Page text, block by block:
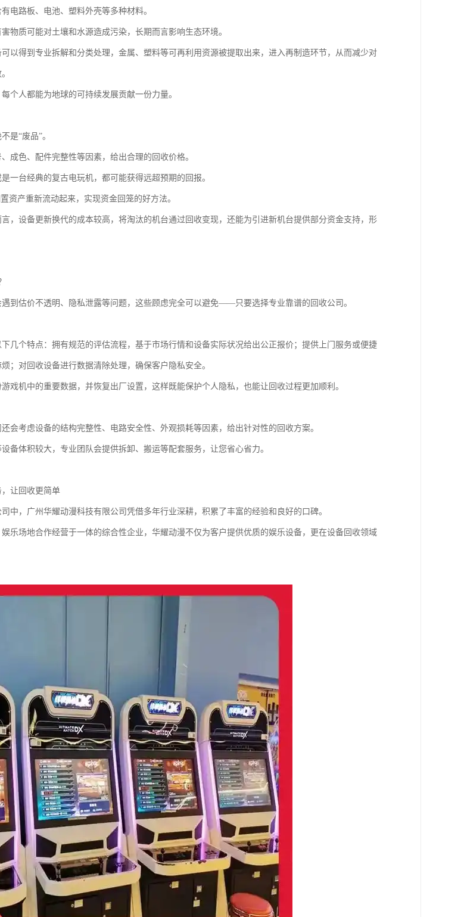
电路板、电池、塑料外壳等多种材料。
物质可能对土壤和水源造成污染，长期而言影响生态环境。
以得到专业拆解和分类处理，金属、塑料等可再利用资源被提取出来，进入再制造环节，从而减少对
个人都能为地球的可持续发展贡献一份力量。
是“废品”。
成色、配件完整性等因素，给出合理的回收价格。
一台经典的复古电玩机，都可能获得远超预期的回报。
资产重新流动起来，实现资金回笼的好方法。
，设备更新换代的成本较高，将淘汰的机台通过回收变现，还能为引进新机台提供部分资金支持，形
到估价不透明、隐私泄露等问题，这些顾虑完全可以避免——只要选择专业靠谱的回收公司。
几个特点：拥有规范的评估流程，基于市场行情和设备实际状况给出公正报价；提供上门服务或便捷
；对回收设备进行数据清除处理，确保客户隐私安全。
戏机中的重要数据，并恢复出厂设置，这样既能保护个人隐私，也能让回收过程更加顺利。
会考虑设备的结构完整性、电路安全性、外观损耗等因素，给出针对性的回收方案。
备体积较大，专业团队会提供拆卸、搬运等配套服务，让您省心省力。
让回收更简单
中，广州华耀动漫科技有限公司凭借多年行业深耕，积累了丰富的经验和良好的口碑。
乐场地合作经营于一体的综合性企业，华耀动漫不仅为客户提供优质的娱乐设备，更在设备回收领域